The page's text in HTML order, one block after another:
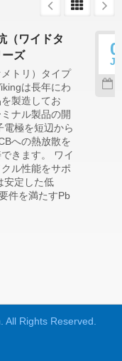
（ワイドタ
ズ
トリ）タイプ
は長年にわ
製造してお
ナル製品の開
電極を短辺から
への熱放散を
きます。 ワイ
ル性能をサポ
安定した低
件を満たすPb
. All Rights Reserved.